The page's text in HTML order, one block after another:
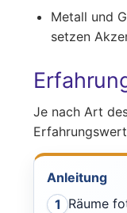
Metall und
setzen
Je nach Art
Anleitung
1 Räume